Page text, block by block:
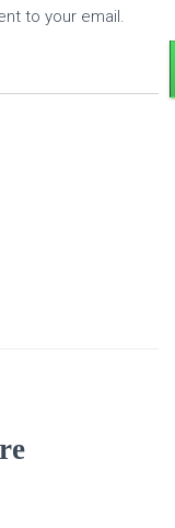
to your email.